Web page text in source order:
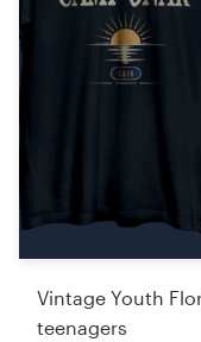
Vintage Youth
teenagers